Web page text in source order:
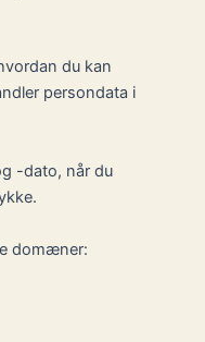
du kan
persondata i
-dato, når du
domæner: